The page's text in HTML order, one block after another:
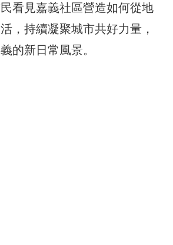
看見嘉義社區營造如何從地
，持續凝聚城市共好力量，
的新日常風景。